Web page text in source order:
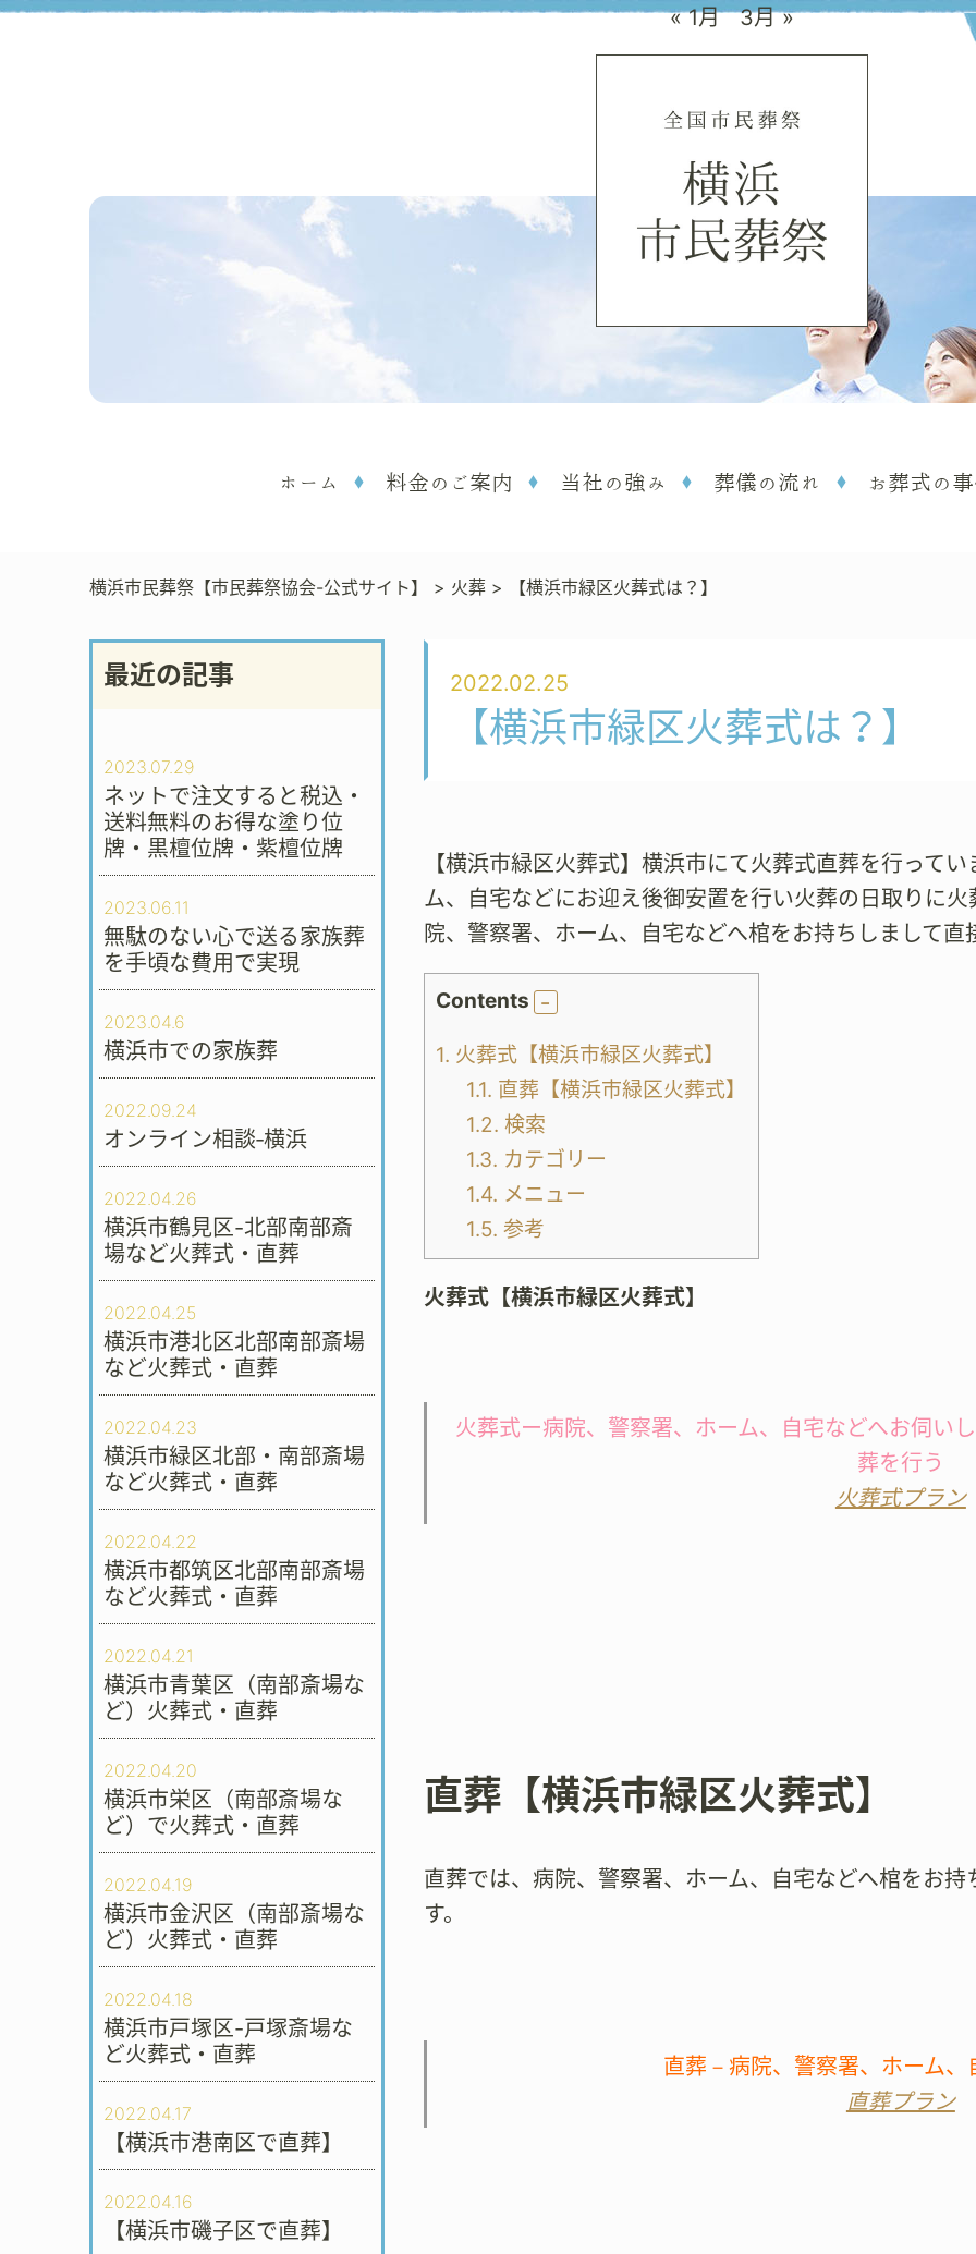
ホーム 料金のご案内 当社の強み 葬儀の流れ お葬式の事
横浜市民葬祭【市民葬祭協会-公式サイト】 > 火葬 > 【横浜市緑区火葬式は？】
最近の記事
2023.07.29
ネットで注文すると税込・
送料無料のお得な塗り位
牌・黒檀位牌・紫檀位牌
2023.06.11
無駄のない心で送る家族葬
を手頃な費用で実現
2023.04.6
横浜市での家族葬
2022.09.24
オンライン相談‐横浜
2022.04.26
横浜市鶴見区-北部南部斎
場など火葬式・直葬
2022.04.25
横浜市港北区北部南部斎場
など火葬式・直葬
2022.04.23
横浜市緑区北部・南部斎場
など火葬式・直葬
2022.04.22
横浜市都筑区北部南部斎場
など火葬式・直葬
2022.04.21
横浜市青葉区（南部斎場な
ど）火葬式・直葬
2022.04.20
横浜市栄区（南部斎場な
ど）で火葬式・直葬
2022.04.19
横浜市金沢区（南部斎場な
ど）火葬式・直葬
2022.04.18
横浜市戸塚区-戸塚斎場な
ど火葬式・直葬
2022.04.17
【横浜市港南区で直葬】
2022.04.16
【横浜市磯子区で直葬】
« 1月 3月 »
2022.02.25
【横浜市緑区火葬式は？】
【横浜市緑区火葬式】横浜市にて火葬式直葬を行って
ム、自宅などにお迎え後御安置を行い火葬の日取りに
院、警察署、ホーム、自宅などへ棺をお持ちしまして直
Contents
1. 火葬式【横浜市緑区火葬式】
1.1. 直葬【横浜市緑区火葬式】
1.2. 検索
1.3. カテゴリー
1.4. メニュー
1.5. 参考
火葬式【横浜市緑区火葬式】
火葬式ー病院、警察署、ホーム、自宅などへお伺い
葬を行う
火葬式プラン
直葬【横浜市緑区火葬式】
直葬では、病院、警察署、ホーム、自宅などへ棺をお
す。
直葬－病院、警察署、ホーム
直葬プラン